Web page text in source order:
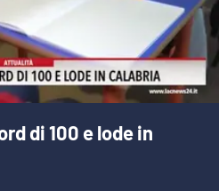
di 100 e lode in